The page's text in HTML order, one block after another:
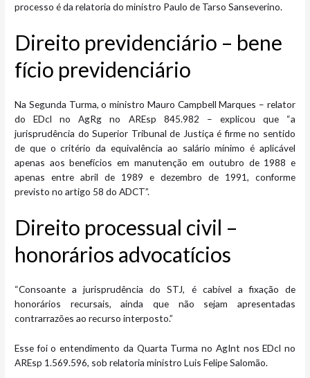
processo é da relatoria do ministro Paulo de Tarso Sanseverino.
Direito previdenciário – bene​
fício previdenciário
Na Segunda Turma, o ministro Mauro Campbell Marques – relator
do EDcl no AgRg no AREsp 845.982 – explicou que “a
jurisprudência do Superior Tribunal de Justiça é firme no sentido
de que o critério da equivalência ao salário mínimo é aplicável
apenas aos benefícios em manutenção em outubro de 1988 e
apenas entre abril de 1989 e dezembro de 1991, conforme
previsto no artigo 58 do ADCT”.
Direito processual civil –
honorár​​ios advocatícios
“Consoante a jurisprudência do STJ, é cabível a fixação de
honorários recursais, ainda que não sejam apresentadas
contrarrazões ao recurso interposto.”
Esse foi o entendimento da Quarta Turma no AgInt nos EDcl no
AREsp 1.569.596, sob relatoria ministro Luis Felipe Salomão.